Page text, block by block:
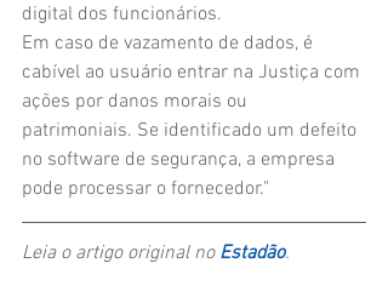
digital dos funcionários.
Em caso de vazamento de dados, é
cabível ao usuário entrar na Justiça com
ações por danos morais ou
patrimoniais. Se identificado um defeito
no software de segurança, a empresa
pode processar o fornecedor."
Leia o artigo original no Estadão.